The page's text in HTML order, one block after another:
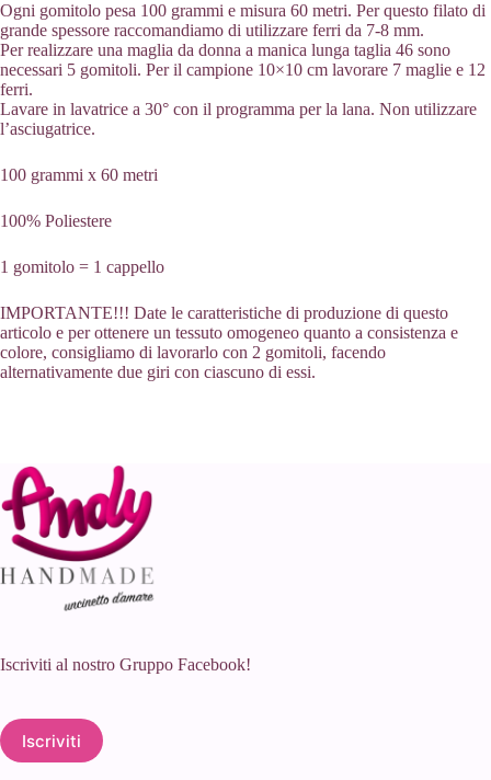
Ogni gomitolo pesa 100 grammi e misura 60 metri. Per questo filato di
grande spessore raccomandiamo di utilizzare ferri da 7-8 mm.
Per realizzare una maglia da donna a manica lunga taglia 46 sono
necessari 5 gomitoli. Per il campione 10×10 cm lavorare 7 maglie e 12
ferri.
Lavare in lavatrice a 30° con il programma per la lana. Non utilizzare
l’asciugatrice.
100 grammi x 60 metri
100% Poliestere
1 gomitolo = 1 cappello
IMPORTANTE!!! Date le caratteristiche di produzione di questo
articolo e per ottenere un tessuto omogeneo quanto a consistenza e
colore, consigliamo di lavorarlo con 2 gomitoli, facendo
alternativamente due giri con ciascuno di essi.
Iscriviti al nostro Gruppo Facebook!
Iscriviti